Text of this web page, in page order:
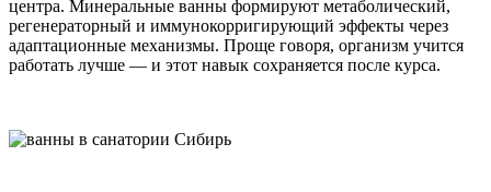
центра. Минеральные ванны формируют метаболический,
регенераторный и иммунокорригирующий эффекты через
адаптационные механизмы. Проще говоря, организм учится
работать лучше — и этот навык сохраняется после курса.